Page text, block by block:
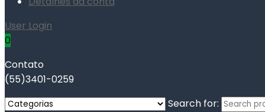
User Login
0
Contato
(55)3401-0259
Search for: